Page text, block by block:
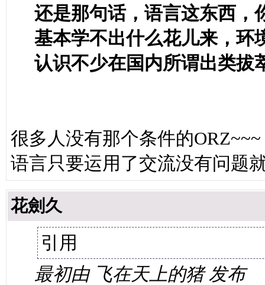
还是那句话，语言这东西，
基本学不出什么花儿来，环
认识不少在国内所谓出类拔
很多人没有那个条件的ORZ~~~
语言只要运用了交流没有问题
花劍久
引用
最初由 飞在天上的猪 发布